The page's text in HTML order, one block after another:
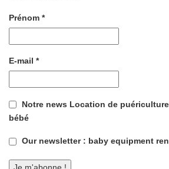
Prénom *
E-mail *
Notre news Location de
bébé
Our newsletter : baby equipment